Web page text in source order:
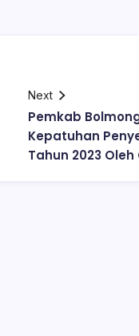
Next
Pemkab
Kepatuhan
Tahun 2023